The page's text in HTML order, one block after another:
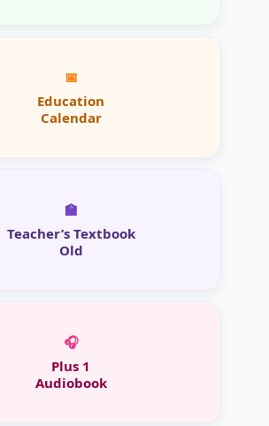
📅
Education
Calendar
🏫
Teacher’s Textbook
Old
🎧
Plus 1
Audiobook